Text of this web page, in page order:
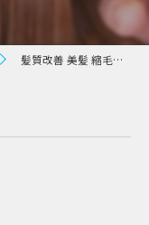
髪質改善 美髪 縮毛矯正、、